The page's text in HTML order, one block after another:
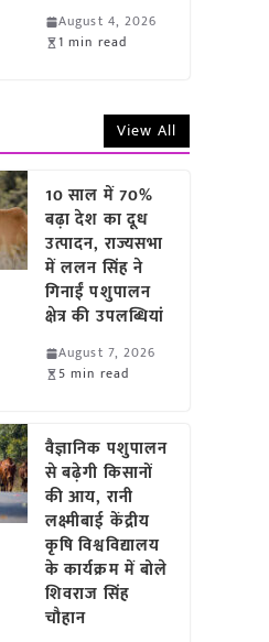
August 4, 2026
1 min read
View All
10 साल में 70%
बढ़ा देश का दूध
उत्पादन, राज्यसभा
में ललन सिंह ने
गिनाईं पशुपालन
क्षेत्र की उपलब्धियां
August 7, 2026
5 min read
वैज्ञानिक पशुपालन
से बढ़ेगी किसानों
की आय, रानी
लक्ष्मीबाई केंद्रीय
कृषि विश्वविद्यालय
के कार्यक्रम में बोले
शिवराज सिंह
चौहान